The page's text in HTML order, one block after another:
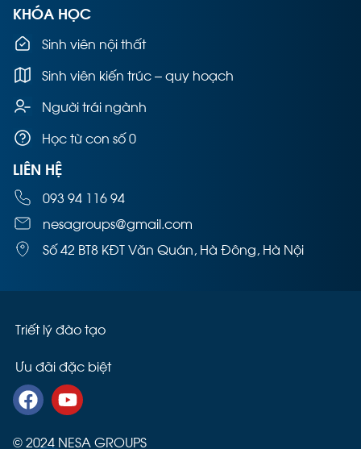
KHÓA HỌC
Sinh viên nội thất
Sinh viên kiến trúc – quy hoạch
Người trái ngành
Học từ con số 0
LIÊN HỆ
093 94 116 94
nesagroups@gmail.com
Số 42 BT8 KĐT Văn Quán, Hà Đông, Hà Nội
Triết lý đào tạo
Ưu đãi đặc biệt
© 2024 NESA GROUPS